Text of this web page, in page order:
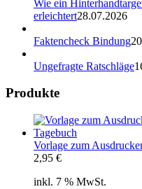
Wie ein
erleichtert28.07.2026
Faktencheck Bindung
Ungefragte Ratschläge
Produkte
Vorlage zum
2,95 €
inkl. 7 % MwSt.